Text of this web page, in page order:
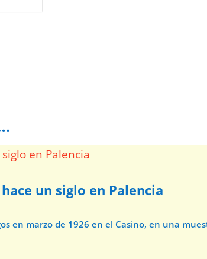
un siglo en Palencia
en marzo de 1926 en el Casino, en una